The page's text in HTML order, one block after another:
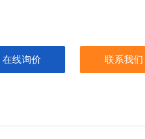
在线询价 联系我们